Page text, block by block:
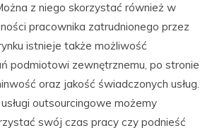
z niego skorzystać również w
pracownika zatrudnionego przez
istnieje także możliwość
podmiotowi zewnętrznemu, po stronie
oraz jakość świadczonych usług.
outsourcingowe możemy
swój czas pracy czy podnieść